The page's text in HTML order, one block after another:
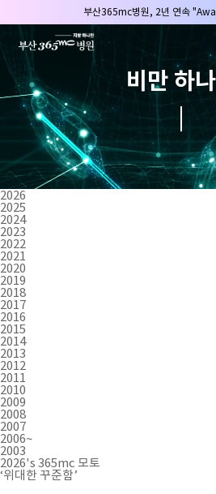
부산365mc병원, 2년 연속
2025 "부산365mc 보건복지부
부산365mc병원, 8/15(토) 광
부산365mc병원, 2년 연속
2025 "부산365mc 보건복지
비만 하
2026
2025
2024
2023
2022
2021
2020
2019
2018
2017
2016
2015
2014
2013
2012
2011
2010
2009
2008
2007
2006~
2003
2026's 365mc 모토
‘위대한 꾸준함’